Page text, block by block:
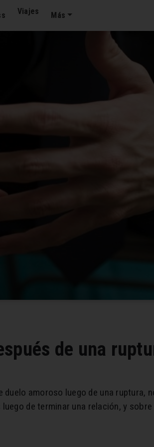
Viajes Más
de una
amoroso luego de una ruptura,
de terminar una relación, y